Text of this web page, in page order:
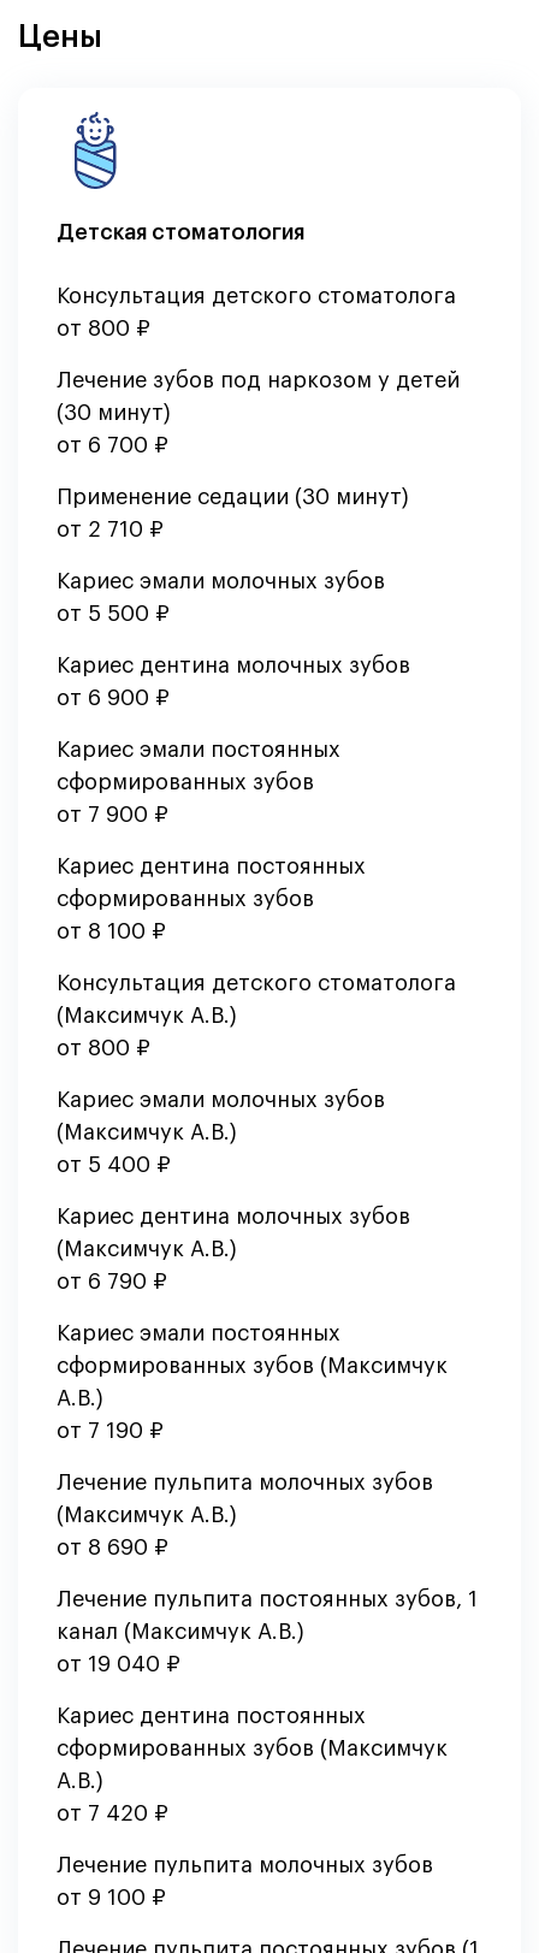
Цены
Детская стоматология
Консультация детского стоматолога
от 800 ₽
Лечение зубов под наркозом у детей
(30 минут)
от 6 700 ₽
Применение седации (30 минут)
от 2 710 ₽
Кариес эмали молочных зубов
от 5 500 ₽
Кариес дентина молочных зубов
от 6 900 ₽
Кариес эмали постоянных
сформированных зубов
от 7 900 ₽
Кариес дентина постоянных
сформированных зубов
от 8 100 ₽
Консультация детского стоматолога
(Максимчук А.В.)
от 800 ₽
Кариес эмали молочных зубов
(Максимчук А.В.)
от 5 400 ₽
Кариес дентина молочных зубов
(Максимчук А.В.)
от 6 790 ₽
Кариес эмали постоянных
сформированных зубов (Максимчук
А.В.)
от 7 190 ₽
Лечение пульпита молочных зубов
(Максимчук А.В.)
от 8 690 ₽
Лечение пульпита постоянных зубов, 1
канал (Максимчук А.В.)
от 19 040 ₽
Кариес дентина постоянных
сформированных зубов (Максимчук
А.В.)
от 7 420 ₽
Лечение пульпита молочных зубов
от 9 100 ₽